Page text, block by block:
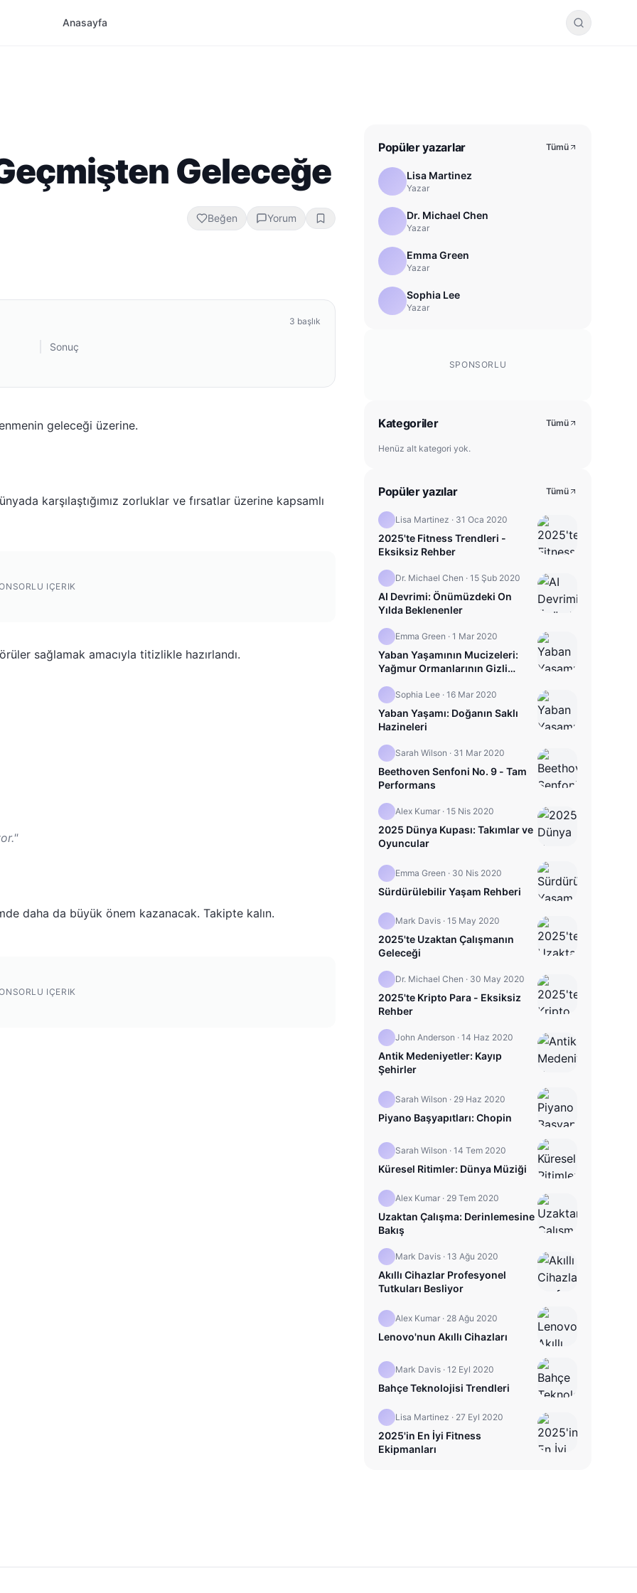
Anasayfa
Geleceğe
Beğen Yorum
3 başlık
Sonuç
geleceği üzerine.
karşılaştığımız zorluklar ve fırsatlar üzerine kapsamlı
IÇERIK
sağlamak amacıyla titizlikle hazırlandı.
daha da büyük önem kazanacak. Takipte kalın.
IÇERIK
Popüler yazarlar Tümü
Lisa Martinez
Yazar
Dr. Michael Chen
Yazar
Emma Green
Yazar
Sophia Lee
Yazar
SPONSORLU
Kategoriler Tümü
Henüz alt kategori yok.
Popüler yazılar Tümü
Lisa Martinez · 31 Oca 2020
2025'te Fitness Trendleri -
Eksiksiz Rehber
Dr. Michael Chen · 15 Şub 2020
AI Devrimi: Önümüzdeki On
Yılda Beklenenler
Emma Green · 1 Mar 2020
Yaban Yaşamının Mucizeleri:
Yağmur Ormanlarının Gizli
Sophia Lee · 16 Mar 2020
Yaban Yaşamı: Doğanın Saklı
Hazineleri
Sarah Wilson · 31 Mar 2020
Beethoven Senfoni No. 9 - Tam
Performans
Alex Kumar · 15 Nis 2020
2025 Dünya Kupası: Takımlar ve
Oyuncular
Emma Green · 30 Nis 2020
Sürdürülebilir Yaşam Rehberi
Mark Davis · 15 May 2020
2025'te Uzaktan Çalışmanın
Geleceği
Dr. Michael Chen · 30 May 2020
2025'te Kripto Para - Eksiksiz
Rehber
John Anderson · 14 Haz 2020
Antik Medeniyetler: Kayıp
Şehirler
Sarah Wilson · 29 Haz 2020
Piyano Başyapıtları: Chopin
Sarah Wilson · 14 Tem 2020
Küresel Ritimler: Dünya Müziği
Alex Kumar · 29 Tem 2020
Uzaktan Çalışma: Derinlemesine
Bakış
Mark Davis · 13 Ağu 2020
Akıllı Cihazlar Profesyonel
Tutkuları Besliyor
Alex Kumar · 28 Ağu 2020
Lenovo'nun Akıllı Cihazları
Mark Davis · 12 Eyl 2020
Bahçe Teknolojisi Trendleri
Lisa Martinez · 27 Eyl 2020
2025'in En İyi Fitness
Ekipmanları